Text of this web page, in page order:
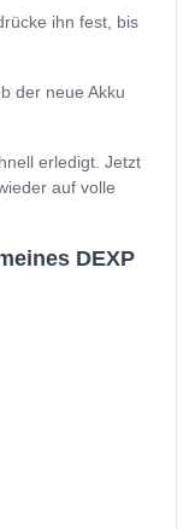
ihn fest, bis
der neue Akku
erledigt. Jetzt
auf volle
DEXP